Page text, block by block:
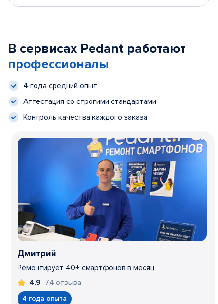
В сервисах Pedant работают
профессионалы
4 года средний опыт
Аттестация со строгими стандартами
Контроль качества каждого заказа
Дмитрий
Ремонтирует 40+ смартфонов в месяц
4,9 74 отзыва
4 года опыта